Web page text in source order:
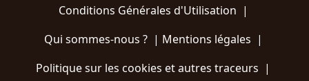
Conditions Générales d'Utilisation |
Qui sommes-nous ?| Mentions légales |
Politique sur les cookies et autres traceurs |